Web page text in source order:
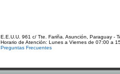
E.E.U.U. 961 c/ Tte. Fariña. Asunción, Paraguay -
Horario de Atención: Lunes a Viernes de 07:00 a
Preguntas Frecuentes